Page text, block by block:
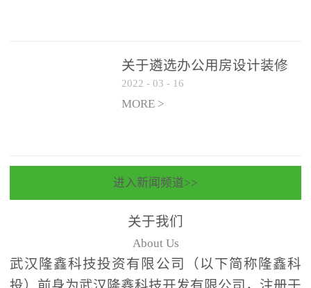
关于遴选办公用房设计装修
一体化项目 跟踪审计和监理
单位的公告
2022 - 03 - 16
MORE >
进入新闻频道>>
关于我们
About Us
武汉隆鑫科技投资有限公司（以下简称隆鑫科